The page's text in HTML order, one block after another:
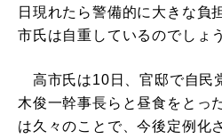
日現れたら警備的に大きな負
市氏は自重しているのでしょ
高市氏は10日、官邸で自民
木俊一幹事長らと昼食をとっ
は久々のことで、今後定例化